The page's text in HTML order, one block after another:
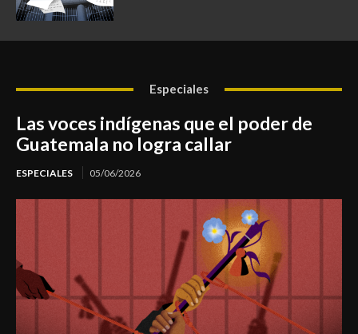
Especiales
Las voces indígenas que el poder de
Guatemala no logra callar
ESPECIALES 05/06/2026